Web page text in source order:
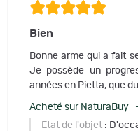
Bien
Bonne arme qui a fait
Je possède un
années en Pietta, que
Acheté sur NaturaBuy
Etat de l'objet :